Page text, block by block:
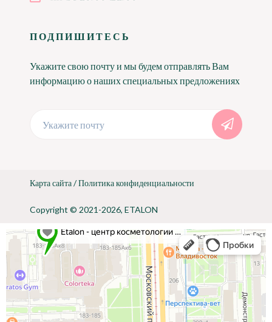
ПОДПИШИТЕСЬ
Укажите свою почту и мы будем отправлять Вам
информацию о наших специальных предложениях
Укажите почту
Copyright © 2021-2026, ETALON
Карта сайта/Политика конфиденциальности